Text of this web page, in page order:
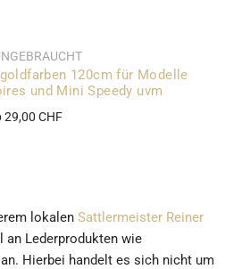
120cm für Modelle
und Mini Speedy uvm
29,00 CHF
lokalen Sattlermeister Reiner
an Lederprodukten wie
Hierbei handelt es sich nicht um